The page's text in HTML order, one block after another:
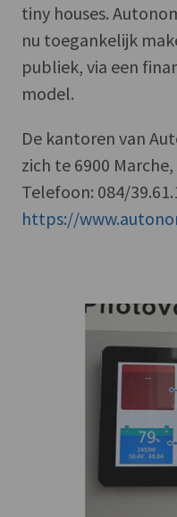
tiny houses.
nu toegankelijk
publiek, via een
model.
De kantoren van
zich te 6900
Telefoon: 084/
https://